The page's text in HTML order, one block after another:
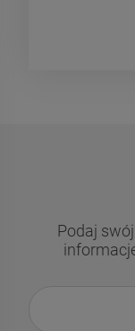
Podaj